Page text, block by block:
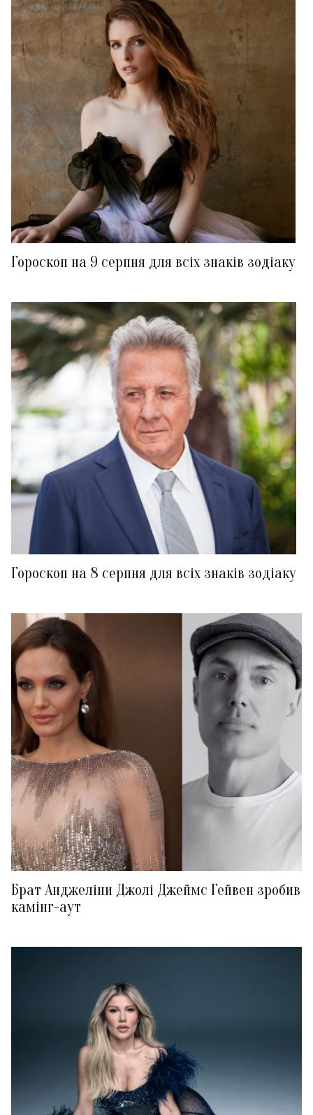
Гороскоп на 9 серпня для всіх знаків зодіаку
Гороскоп на 8 серпня для всіх знаків зодіаку
Брат Анджеліни Джолі Джеймс Гейвен зробив
камінг-аут